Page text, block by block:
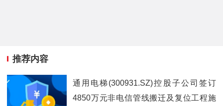
推荐内容
通用电梯(300931.SZ)控股子公司签订
4850万元非电信管线搬迁及复位工程施